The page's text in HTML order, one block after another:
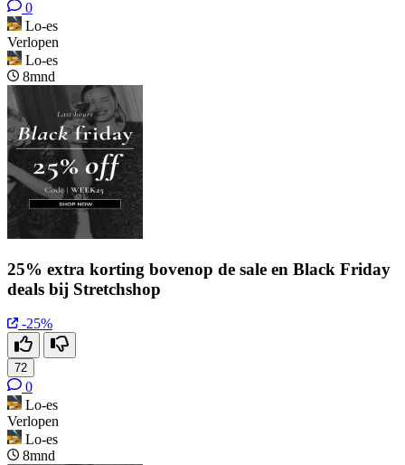
0
Lo-es
Verlopen
Lo-es
8mnd
25% extra korting bovenop de sale en Black Friday
deals bij Stretchshop
-25%
72
0
Lo-es
Verlopen
Lo-es
8mnd